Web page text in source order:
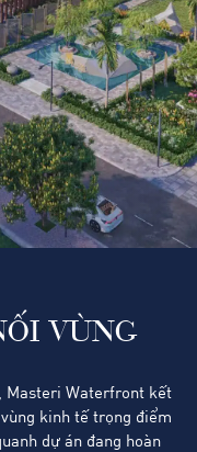
VÙNG
Masteri Waterfront kết
kinh tế trọng điểm
dự án đang hoàn